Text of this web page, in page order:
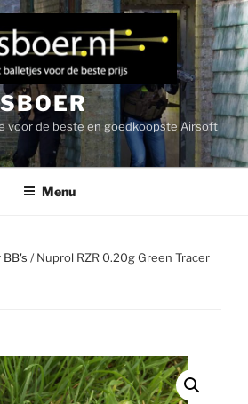
voor de beste en goedkoopste Airsoft
Menu
BB's / Nuprol RZR 0.20g Green Tracer